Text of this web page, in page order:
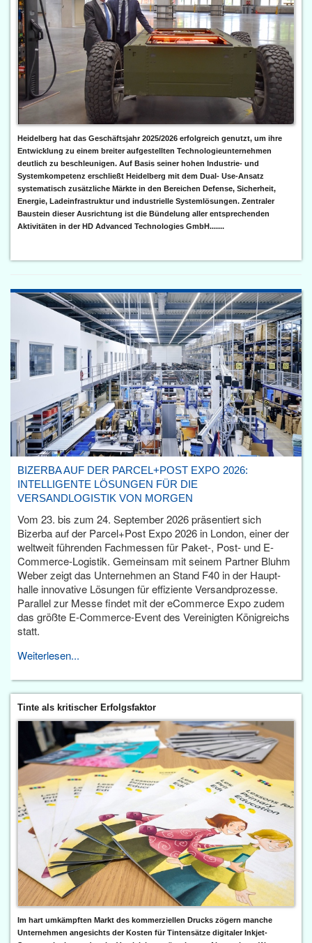
Heidelberg hat das Geschäftsjahr 2025/2026 erfolgreich genutzt, um ihre
Entwicklung zu einem breiter aufgestellten Technologieunternehmen
deutlich zu beschleunigen. Auf Basis seiner hohen Industrie- und
Systemkompetenz erschließt Heidelberg mit dem Dual- Use-Ansatz
systematisch zusätzliche Märkte in den Bereichen Defense, Sicherheit,
Energie, Ladeinfrastruktur und industrielle Systemlösungen. Zentraler
Baustein dieser Ausrichtung ist die Bündelung aller entsprechenden
Aktivitäten in der HD Advanced Technologies GmbH.......
BIZERBA AUF DER PARCEL+POST EXPO 2026:
INTELLIGENTE LÖSUNGEN FÜR DIE
VERSANDLOGISTIK VON MORGEN
Vom 23. bis zum 24. September 2026 präsentiert sich
Bizerba auf der Parcel+Post Expo 2026 in London, einer der
weltweit führenden Fachmessen für Paket-, Post- und E-
Commerce-Logistik. Gemeinsam mit seinem Partner Bluhm
Weber zeigt das Unternehmen an Stand F40 in der Haupt­
halle innovative Lösungen für effiziente Versandprozesse.
Parallel zur Messe findet mit der eCommerce Expo zudem
das größte E-Commerce-Event des Vereinigten Königreichs
statt.
Weiterlesen...
Tinte als kritischer Erfolgsfaktor
Im hart umkämpften Markt des kommerziellen Drucks zögern manche
Unternehmen angesichts der Kosten für Tintensätze digitaler Inkjet-